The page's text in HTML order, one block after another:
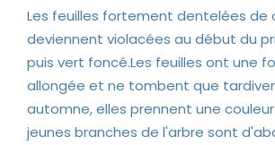
Les feuilles fortement dentelées de
deviennent violacées au début du
puis vert foncé.Les feuilles ont une
allongée et ne tombent que
automne, elles prennent une
jeunes branches de l'arbre sont